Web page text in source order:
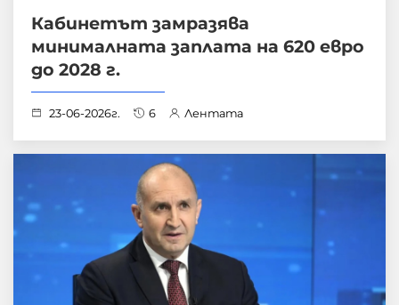
Кабинетът замразява
минималната заплата на 620 евро
до 2028 г.
23-06-2026г. 6 Лентата